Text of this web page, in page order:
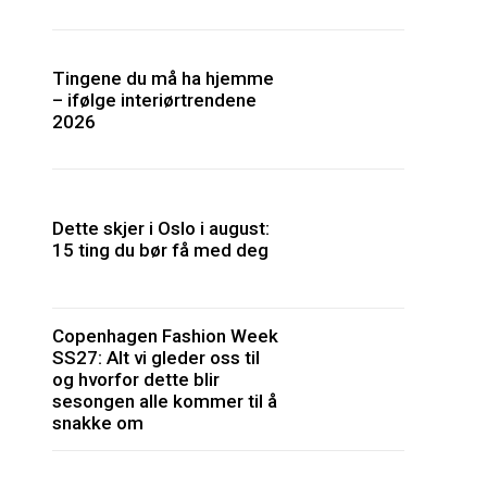
Tingene du må ha hjemme
– ifølge interiørtrendene
2026
Dette skjer i Oslo i august:
15 ting du bør få med deg
Copenhagen Fashion Week
SS27: Alt vi gleder oss til
og hvorfor dette blir
sesongen alle kommer til å
snakke om